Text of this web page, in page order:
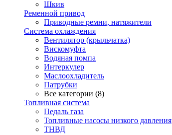
Шкив
Ременной привод
Приводные ремни, натяжители
Система охлаждения
Вентилятор (крыльчатка)
Вискомуфта
Водяная помпа
Интеркулер
Маслоохладитель
Патрубки
Все категории (8)
Топливная система
Педаль газа
Топливные насосы низкого давления
ТНВД